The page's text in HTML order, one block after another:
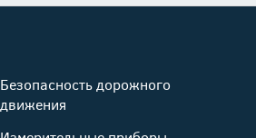
Безопасность дорожного
движения